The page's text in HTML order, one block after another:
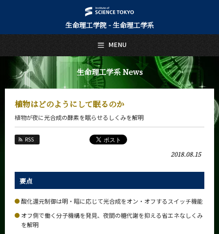
生命理工学院 - 生命理工学系
生命理工学系 News
植物はどのようにして眠るのか
植物が夜に光合成の酵素を眠らせるしくみを解明
RSS
2018.08.15
要点
酸化還元制御は明・暗に応じて光合成をオン・オフするスイッチ機能
オフ側で働く分子機構を発見、夜間の糖代謝を抑える省エネなしくみ
を解明
MENU
日本語 English
トップページ
Top Page
生命理工学系について
About Us
Education
教員・研究室
Faculty and Laboratories
Future
入学案内
Admissions
生命理工学系 News
News